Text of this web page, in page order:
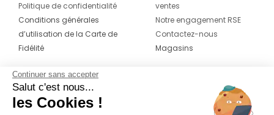
Politique de confidentialité
Conditions générales
d’utilisation de la Carte de
Fidélité
ventes
Notre engagement RSE
Contactez-nous
Magasins
CONTACT
04 42 20 78 42
Continuer sans accepter
Salut c'est nous...
les Cookies !